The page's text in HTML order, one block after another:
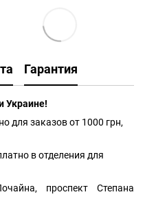
Гарантия
Украине!
для заказов от 1000 грн,
в отделения для
проспект Степана